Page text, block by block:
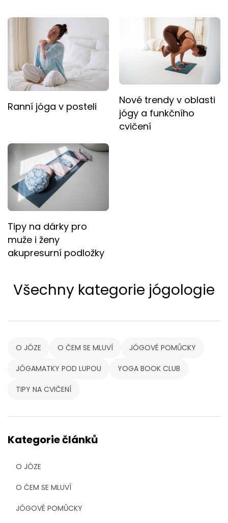
Kategorie článků
O JÓZE
O ČEM SE MLUVÍ
JÓGOVÉ POMŮCKY
Ranní jóga v posteli
Nové trendy v oblasti
jógy a funkčního
cvičení
Tipy na dárky pro
muže i ženy
akupresurní podložky
Všechny kategorie jógologie
O JÓZE O ČEM SE MLUVÍ JÓGOVÉ POMŮCKY
JÓGAMATKY POD LUPOU YOGA BOOK CLUB
TIPY NA CVIČENÍ